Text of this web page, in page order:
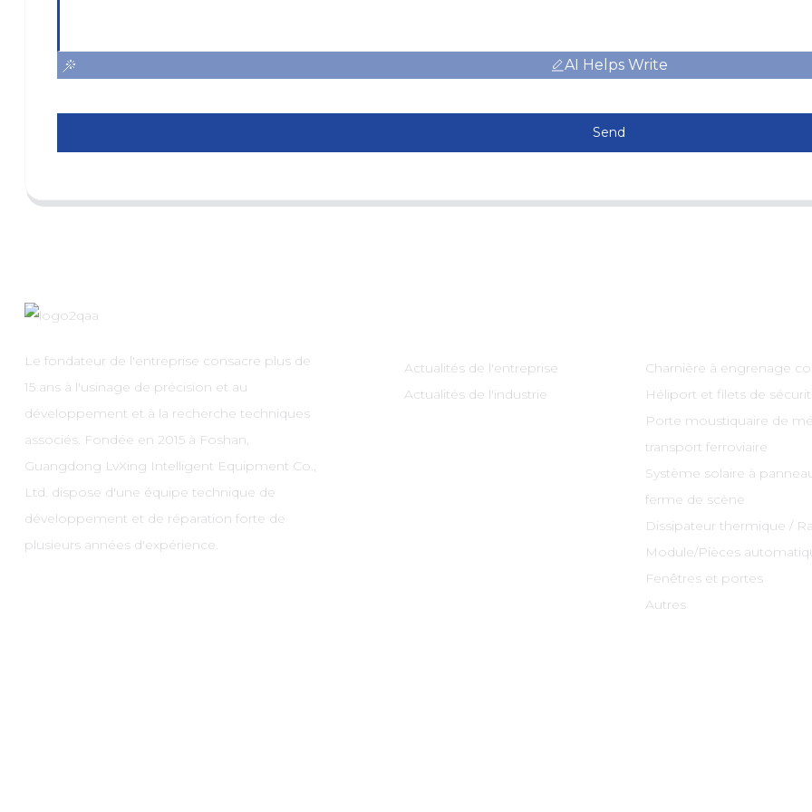
AI Helps Write
Send
Le fondateur de l'entreprise consacre plus de
15 ans à l'usinage de précision et au
développement et à la recherche techniques
associés. Fondée en 2015 à Foshan,
Guangdong LvXing Intelligent Equipment Co.,
Ltd. dispose d'une équipe technique de
développement et de réparation forte de
plusieurs années d'expérience.
Actualités de l'entreprise
Actualités de l'industrie
Charnière à engrenage
Héliport et filets de
Porte moustiquaire de
transport ferroviaire
Système solaire à
ferme de scène
Dissipateur thermique /
Module/Pièces
Fenêtres et portes
Autres